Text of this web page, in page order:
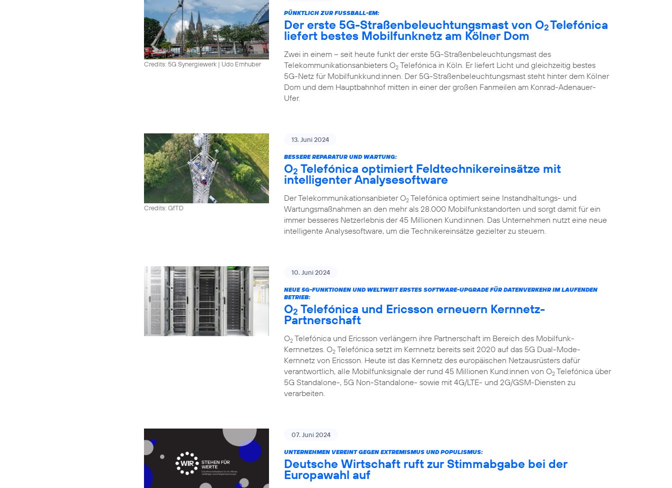
Credits: 5G Synergiewerk | Udo Ernhuber
PÜNKTLICH ZUR FUSSBALL-EM:
Der erste 5G-Straßenbeleuchtungsmast von O2Telefónica
liefert bestes Mobilfunknetz am Kölner Dom
Zwei in einem – seit heute funkt der erste 5G-Straßenbeleuchtungsmast des
Telekommunikationsanbieters O2 Telefónica in Köln. Er liefert Licht und gleichzeitig bestes
5G-Netz für Mobilfunkkund:innen. Der 5G-Straßenbeleuchtungsmast steht hinter dem Kölner
Dom und dem Hauptbahnhof mitten in einer der großen Fanmeilen am Konrad-Adenauer-
Ufer.
Credits: GfTD
13. Juni 2024
BESSERE REPARATUR UND WARTUNG:
O2 Telefónica optimiert Feldtechnikereinsätze mit
intelligenter Analysesoftware
Der Telekommunikationsanbieter O2 Telefónica optimiert seine Instandhaltungs- und
Wartungsmaßnahmen an den mehr als 28.000 Mobilfunkstandorten und sorgt damit für ein
immer besseres Netzerlebnis der 45 Millionen Kund:innen. Das Unternehmen nutzt eine neue
intelligente Analysesoftware, um die Technikereinsätze gezielter zu steuern.
10. Juni 2024
NEUE 5G-FUNKTIONEN UND WELTWEIT ERSTES SOFTWARE-UPGRADE FÜR DATENVERKEHR IM LAUFENDEN
BETRIEB:
O2 Telefónica und Ericsson erneuern Kernnetz-
Partnerschaft
O2 Telefónica und Ericsson verlängern ihre Partnerschaft im Bereich des Mobilfunk-
Kernnetzes. O2 Telefónica setzt im Kernnetz bereits seit 2020 auf das 5G Dual-Mode-
Kernnetz von Ericsson. Heute ist das Kernnetz des europäischen Netzausrüsters dafür
verantwortlich, alle Mobilfunksignale der rund 45 Millionen Kund:innen von O2 Telefónica über
5G Standalone-, 5G Non-Standalone- sowie mit 4G/LTE- und 2G/GSM-Diensten zu
verarbeiten.
07. Juni 2024
UNTERNEHMEN VEREINT GEGEN EXTREMISMUS UND POPULISMUS:
Deutsche Wirtschaft ruft zur Stimmabgabe bei der
Europawahl auf